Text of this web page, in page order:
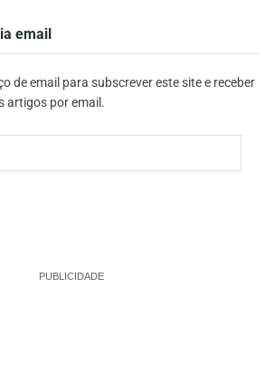
email
de email para subscrever este site e receber
artigos por email.
PUBLICIDADE